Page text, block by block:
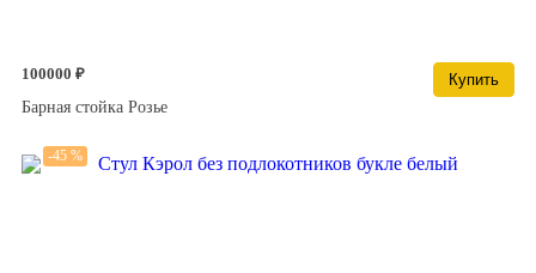
100000 ₽
Купить
Барная стойка Розье
-45 %